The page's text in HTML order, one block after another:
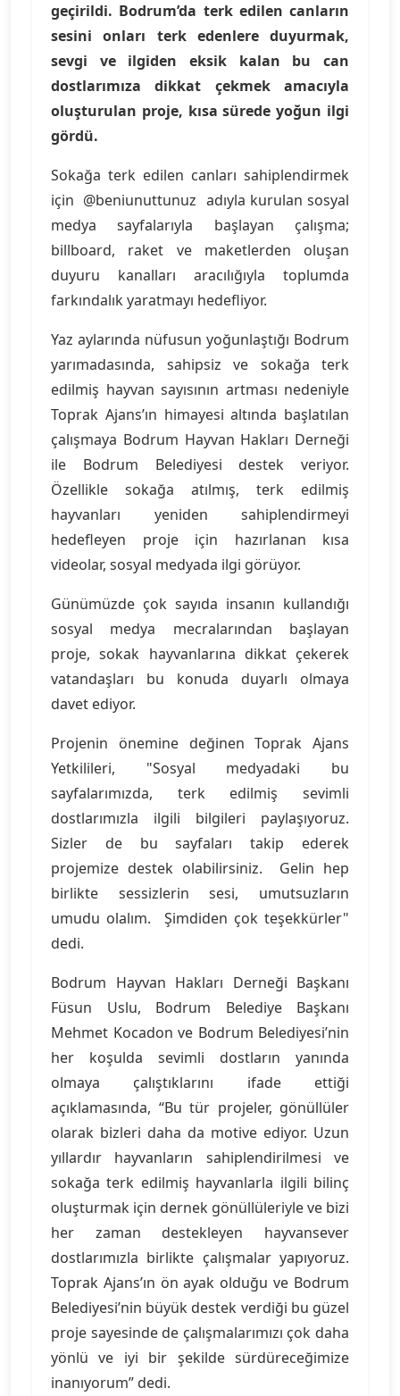
geçirildi. Bodrum’da terk edilen canların
sesini onları terk edenlere duyurmak,
sevgi ve ilgiden eksik kalan bu can
dostlarımıza dikkat çekmek amacıyla
oluşturulan proje, kısa sürede yoğun ilgi
gördü.
Sokağa terk edilen canları sahiplendirmek
için @beniunuttunuz adıyla kurulan sosyal
medya sayfalarıyla başlayan çalışma;
billboard, raket ve maketlerden oluşan
duyuru kanalları aracılığıyla toplumda
farkındalık yaratmayı hedefliyor.
Yaz aylarında nüfusun yoğunlaştığı Bodrum
yarımadasında, sahipsiz ve sokağa terk
edilmiş hayvan sayısının artması nedeniyle
Toprak Ajans’ın himayesi altında başlatılan
çalışmaya Bodrum Hayvan Hakları Derneği
ile Bodrum Belediyesi destek veriyor.
Özellikle sokağa atılmış, terk edilmiş
hayvanları yeniden sahiplendirmeyi
hedefleyen proje için hazırlanan kısa
videolar, sosyal medyada ilgi görüyor.
Günümüzde çok sayıda insanın kullandığı
sosyal medya mecralarından başlayan
proje, sokak hayvanlarına dikkat çekerek
vatandaşları bu konuda duyarlı olmaya
davet ediyor.
Projenin önemine değinen Toprak Ajans
Yetkilileri, "Sosyal medyadaki bu
sayfalarımızda, terk edilmiş sevimli
dostlarımızla ilgili bilgileri paylaşıyoruz.
Sizler de bu sayfaları takip ederek
projemize destek olabilirsiniz. Gelin hep
birlikte sessizlerin sesi, umutsuzların
umudu olalım. Şimdiden çok teşekkürler"
dedi.
Bodrum Hayvan Hakları Derneği Başkanı
Füsun Uslu, Bodrum Belediye Başkanı
Mehmet Kocadon ve Bodrum Belediyesi’nin
her koşulda sevimli dostların yanında
olmaya çalıştıklarını ifade ettiği
açıklamasında, “Bu tür projeler, gönüllüler
olarak bizleri daha da motive ediyor. Uzun
yıllardır hayvanların sahiplendirilmesi ve
sokağa terk edilmiş hayvanlarla ilgili bilinç
oluşturmak için dernek gönüllüleriyle ve bizi
her zaman destekleyen hayvansever
dostlarımızla birlikte çalışmalar yapıyoruz.
Toprak Ajans’ın ön ayak olduğu ve Bodrum
Belediyesi’nin büyük destek verdiği bu güzel
proje sayesinde de çalışmalarımızı çok daha
yönlü ve iyi bir şekilde sürdüreceğimize
inanıyorum” dedi.